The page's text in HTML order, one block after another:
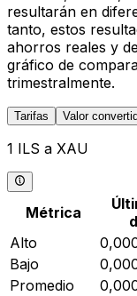
resultarán en
tanto, estos
ahorros reales y
gráfico de
trimestralmente.
Tarifas Valor
1 ILS a XAU
Métrica
Alto
Bajo
Promedio